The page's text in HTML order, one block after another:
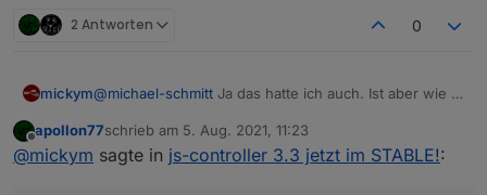
2 Antworten 0
mickym@michael-schmitt Ja das hatte ich auch. Ist aber wie in
Ich habe die Datenpunkte alle gelöscht (des
Callmonitors) und dann den Adapter neu gestartet und
Offline
apollon77schrieb am 5. Aug. 2021, 11:23
zuletzt editiert von
@mickym sagte in js-controller 3.3 jetzt im STABLE!: